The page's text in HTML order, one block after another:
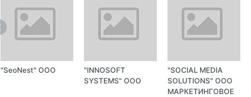
"SeoNest" ООО
"INNOSOFT
SYSTEMS" ООО
"SOCIAL MEDIA
SOLUTIONS" ООО
МАРКЕТИНГОВОЕ